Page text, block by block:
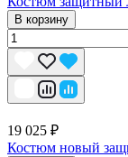
В корзину
19 025 ₽
Костюм новый